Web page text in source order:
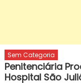
Sem Categoria
Penitenciária
Hospital São